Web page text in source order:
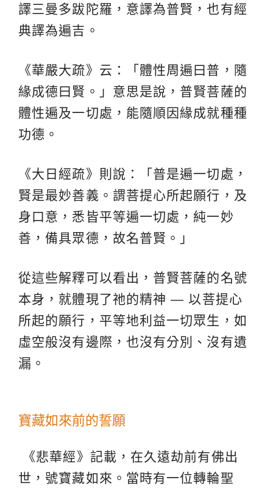
譯三曼多跋陀羅，意譯為普賢，也有經
典譯為遍吉。
《華嚴大疏》云：「體性周遍曰普，隨
緣成德曰賢。」意思是說，普賢菩薩的
體性遍及一切處，能隨順因緣成就種種
功德。
《大日經疏》則說：「普是遍一切處，
賢是最妙善義。謂菩提心所起願行，及
身口意，悉皆平等遍一切處，純一妙
善，備具眾德，故名普賢。」
從這些解釋可以看出，普賢菩薩的名號
本身，就體現了祂的精神 — 以菩提心
所起的願行，平等地利益一切眾生，如
虛空般沒有邊際，也沒有分別、沒有遺
漏。
寶藏如來前的誓願
《悲華經》記載，在久遠劫前有佛出
世，號寶藏如來。當時有一位轉輪聖